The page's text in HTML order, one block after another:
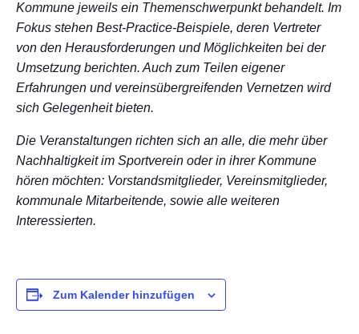
Kommune jeweils ein Themenschwerpunkt behandelt. Im
Fokus stehen Best-Practice-Beispiele, deren Vertreter
von den Herausforderungen und Möglichkeiten bei der
Umsetzung berichten. Auch zum Teilen eigener
Erfahrungen und vereinsübergreifenden Vernetzen wird
sich Gelegenheit bieten.
Die Veranstaltungen richten sich an alle, die mehr über
Nachhaltigkeit im Sportverein oder in ihrer Kommune
hören möchten: Vorstandsmitglieder, Vereinsmitglieder,
kommunale Mitarbeitende, sowie alle weiteren
Interessierten.
Zum Kalender hinzufügen